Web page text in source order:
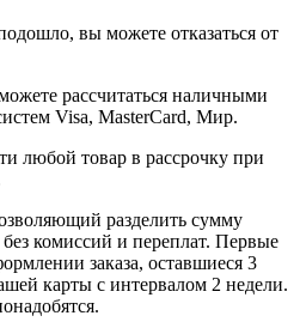
вы можете отказаться от
рассчитаться наличными
Visa, MasterCard, Мир.
любой товар в рассрочку при
разделить сумму
комиссий и переплат. Первые
заказа, оставшиеся 3
карты с интервалом 2 недели.